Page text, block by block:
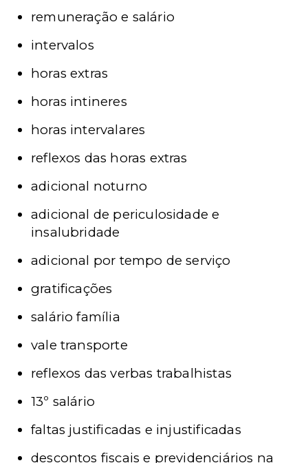
remuneração e salário
intervalos
horas extras
horas intineres
horas intervalares
reflexos das horas extras
adicional noturno
adicional de periculosidade e
insalubridade
adicional por tempo de serviço
gratificações
salário família
vale transporte
reflexos das verbas trabalhistas
13º salário
faltas justificadas e injustificadas
descontos fiscais e previdenciários na